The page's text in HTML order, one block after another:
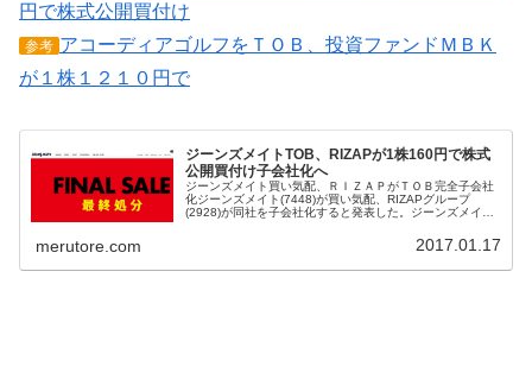
円で株式公開買付け
参考 アコーディアゴルフをＴＯＢ、投資ファンドＭＢＫ
が１株１２１０円で
ジーンズメイトTOB、RIZAPが1株160円で株式
公開買付け子会社化へ
ジーンズメイト買い気配、ＲＩＺＡＰがＴＯＢ完全子会社
化ジーンズメイト(7448)が買い気配、RIZAPグループ
(2928)が同社を子会社化すると発表した。ジーンズメイト
merutore.com 2017.01.17